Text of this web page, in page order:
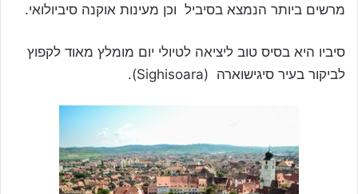
מרשים ביותר הנמצא בסיביל וכן מעינות אוקנה סיביולואי.
סיביו היא בסיס טוב ליציאה לטיולי יום מומלץ מאוד לקפוץ
לביקור בעיר סיגישוארה (Sighisoara).